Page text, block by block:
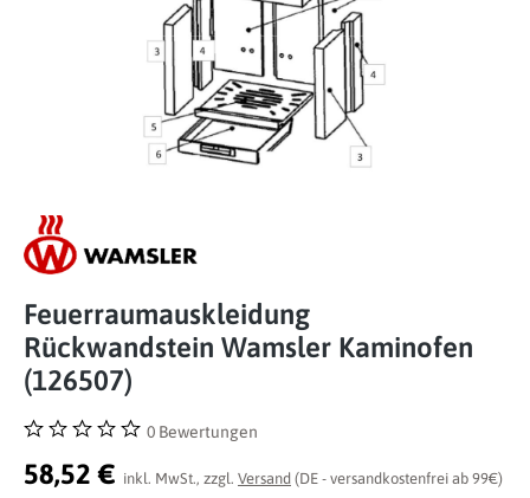
Feuerraumauskleidung
Rückwandstein Wamsler Kaminofen
(126507)
Durchschnittliche Bewertung von 0 von 5 Sternen
0 Bewertungen
58,52 € inkl. MwSt., zzgl. Versand (DE - versandkostenfrei ab 99€)